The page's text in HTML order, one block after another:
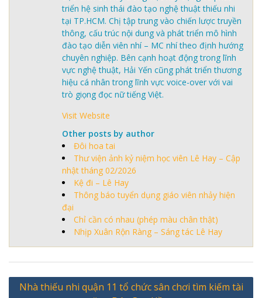
triển hệ sinh thái đào tạo nghệ thuật thiếu nhi
tại TP.HCM. Chị tập trung vào chiến lược truyền
thông, cấu trúc nội dung và phát triển mô hình
đào tạo diễn viên nhí – MC nhí theo định hướng
chuyên nghiệp. Bên cạnh hoạt động trong lĩnh
vực nghệ thuật, Hải Yến cũng phát triển thương
hiệu cá nhân trong lĩnh vực voice-over với vai
trò giọng đọc nữ tiếng Việt.
Visit Website
Other posts by author
Đôi hoa tai
Thư viện ảnh kỷ niệm học viên Lê Hay – Cập
nhật tháng 02/2026
Kệ đi – Lê Hay
Thông báo tuyển dụng giáo viên nhảy hiện
đại
Chỉ cần có nhau (phép màu chân thật)
Nhịp Xuân Rộn Ràng – Sáng tác Lê Hay
Điều
Nhà thiếu nhi quận 11 tổ chức sân chơi tìm kiếm tài